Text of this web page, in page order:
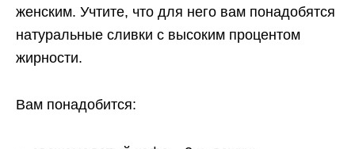
женским. Учтите, что для него вам понадобятся
натуральные сливки с высоким процентом
жирности.
Вам понадобится: